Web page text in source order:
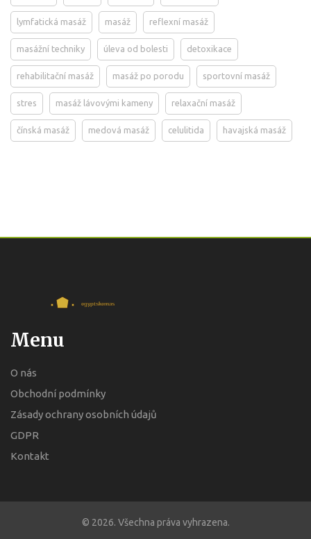
lymfatická masáž masáž reflexní masáž
masážní techniky úleva od bolesti detoxikace
rehabilitační masáž masáž po porodu sportovní masáž
stres masáž lávovými kameny relaxační masáž
čínská masáž medová masáž celulitida havajská masáž
Menu
O nás
Obchodní podmínky
Zásady ochrany osobních údajů
GDPR
Kontakt
© 2026. Všechna práva vyhrazena.